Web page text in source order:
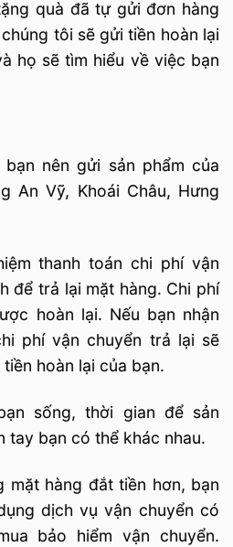
quà đã tự gửi đơn hàng
tôi sẽ gửi tiền hoàn lại
họ sẽ tìm hiểu về việc bạn
nên gửi sản phẩm của
An Vỹ, Khoái Châu, Hưng
thanh toán chi phí vận
để trả lại mặt hàng. Chi phí
hoàn lại. Nếu bạn nhận
phí vận chuyển trả lại sẽ
hoàn lại của bạn.
sống, thời gian để sản
tay bạn có thể khác nhau.
mặt hàng đắt tiền hơn, bạn
dịch vụ vận chuyển có
bảo hiểm vận chuyển.